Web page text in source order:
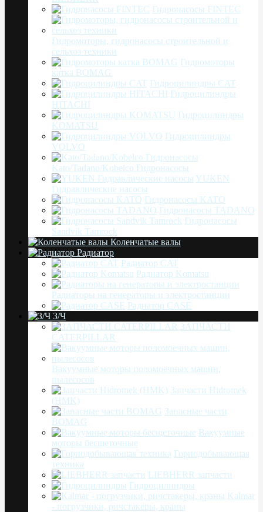
Гидронасосы FINTEC
Гидромоторы, гидронасосы строительной и
сельхоз техники
Гидромоторы
катка BOMAG
Гидроцилиндры CAT
Гидроцилиндры
HITACHI
Гидроцилиндры
KOMATSU
Гидроцилиндры
VOLVO
Kato/Tadano/Kobelco Гидронасосы
YUKEN
Гидравлические насосы
Гидронасосы KATO
Гидронасосы TADANO
Гидронасосы
Sandvik Tamrock
Коленчатые валы
Радиатор
Радиатор CAT
Радиатор Komatsu
Радиаторы на генераторы и электростанции
Радиатор CASE
З/Ч
ЗАПЧАСТИ
CATERPILLAR
Вакуумные моторы поломоечных машин,
пылесосов
Запчасти Hidromek
(HMK)
Запасные части
BOMAG
Вакуумные
моторы бесщеточные
Горнодобывающая
техника
LIEBHERR запчасти
Гидроцилиндры
Kalmar
- погрузчики, ричстакеры, краны